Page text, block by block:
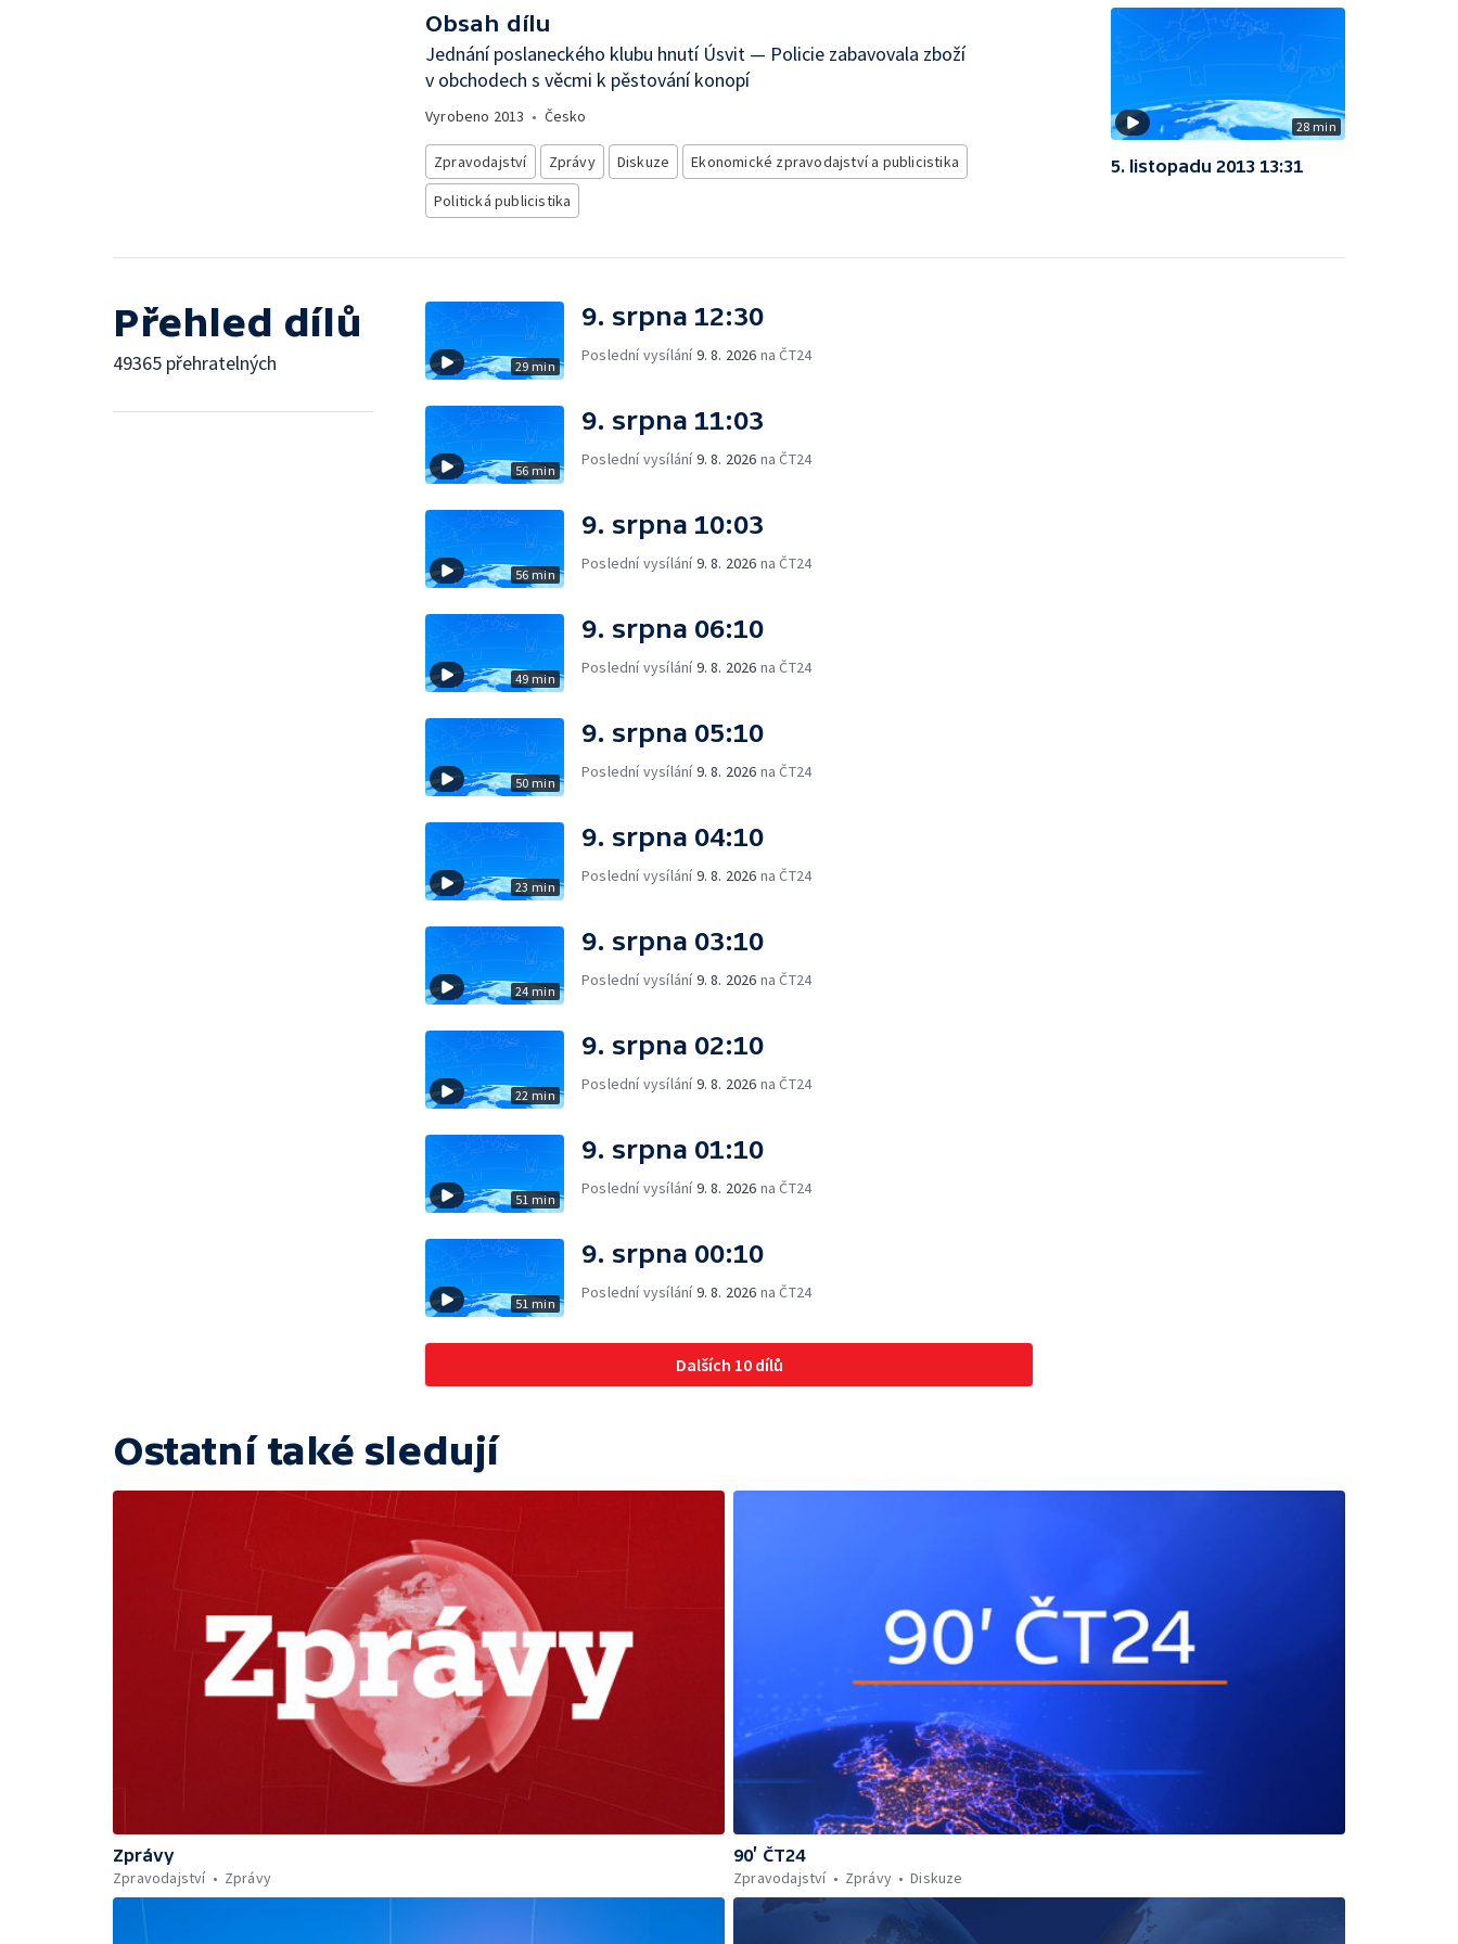
Obsah dílu
Jednání poslaneckého klubu hnutí Úsvit — Policie zabavovala zboží
v obchodech s věcmi k pěstování konopí
Vyrobeno 2013 • Česko
Zpravodajství Zprávy Diskuze
Ekonomické zpravodajství a publicistika
Politická publicistika
28 min
5. listopadu 2013 13:31
Přehled dílů
49365 přehratelných 29 min
9. srpna 12:30
Poslední vysílání9. 8. 2026 na ČT24
56 min
9. srpna 11:03
Poslední vysílání9. 8. 2026 na ČT24
56 min
9. srpna 10:03
Poslední vysílání9. 8. 2026 na ČT24
49 min
9. srpna 06:10
Poslední vysílání9. 8. 2026 na ČT24
50 min
9. srpna 05:10
Poslední vysílání9. 8. 2026 na ČT24
23 min
9. srpna 04:10
Poslední vysílání9. 8. 2026 na ČT24
24 min
9. srpna 03:10
Poslední vysílání9. 8. 2026 na ČT24
22 min
9. srpna 02:10
Poslední vysílání9. 8. 2026 na ČT24
51 min
9. srpna 01:10
Poslední vysílání9. 8. 2026 na ČT24
51 min
9. srpna 00:10
Poslední vysílání9. 8. 2026 na ČT24
Dalších 10 dílů
Ostatní také sledují
Zprávy
Zpravodajství
Zprávy
90’ ČT24
Zpravodajství
Zprávy Diskuze